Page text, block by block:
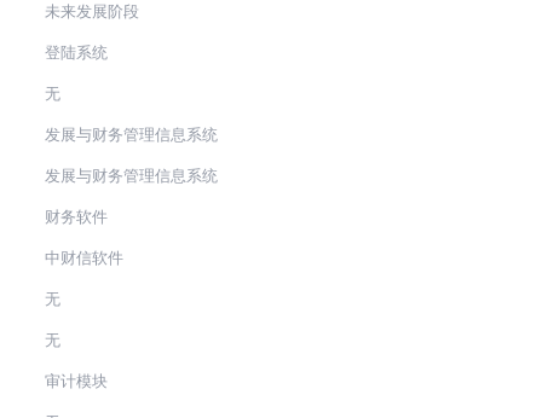
未来发展阶段
登陆系统
无
发展与财务管理信息系统
发展与财务管理信息系统
财务软件
中财信软件
无
无
审计模块